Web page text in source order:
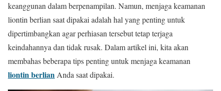
keanggunan dalam berpenampilan. Namun, menjaga keamanan
liontin berlian saat dipakai adalah hal yang penting untuk
dipertimbangkan agar perhiasan tersebut tetap terjaga
keindahannya dan tidak rusak. Dalam artikel ini, kita akan
membahas beberapa tips penting untuk menjaga keamanan
liontin berlian Anda saat dipakai.